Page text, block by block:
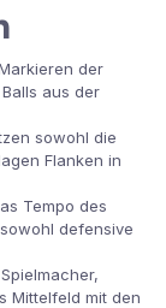
der
aus der
sowohl die
Flanken in
Tempo des
defensive
Mittelfeld mit den